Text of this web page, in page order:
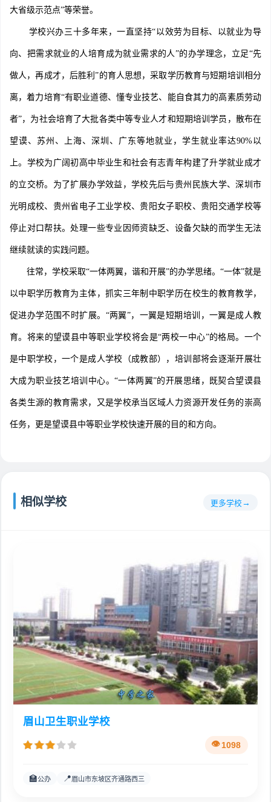
大省级示范点”等荣誉。
学校兴办三十多年来，一直坚持“以效劳为目标、以就业为导
向、把需求就业的人培育成为就业需求的人”的办学理念，立足“先
做人，再成才，后胜利”的育人思想，采取学历教育与短期培训相分
离，着力培育“有职业道德、懂专业技艺、能自食其力的高素质劳动
者”，为社会培育了大批各类中等专业人才和短期培训学员，散布在
望谟、苏州、上海、深圳、广东等地就业，学生就业率达90%以
上。学校为广阔初高中毕业生和社会有志青年构建了升学就业成才
的立交桥。为了扩展办学效益，学校先后与贵州民族大学、深圳市
光明成校、贵州省电子工业学校、贵阳女子职校、贵阳交通学校等
停止对口帮扶。处理一些专业因师资缺乏、设备欠缺的而学生无法
继续就读的实践问题。
往常，学校采取“一体两翼，谐和开展”的办学思绪。“一体”就是
以中职学历教育为主体，抓实三年制中职学历在校生的教育教学，
促进办学范围不时扩展。“两翼”，一翼是短期培训，一翼是成人教
育。将来的望谟县中等职业学校将会是“两校一中心”的格局。一个
是中职学校，一个是成人学校（成教部），培训部将会逐渐开展壮
大成为职业技艺培训中心。“一体两翼”的开展思绪，既契合望谟县
各类生源的教育需求，又是学校承当区域人力资源开发任务的崇高
任务，更是望谟县中等职业学校快速开展的目的和方向。
相似学校 更多学校
眉山卫生职业学校
1098
🏫公办 📍眉山市东坡区齐通路西三